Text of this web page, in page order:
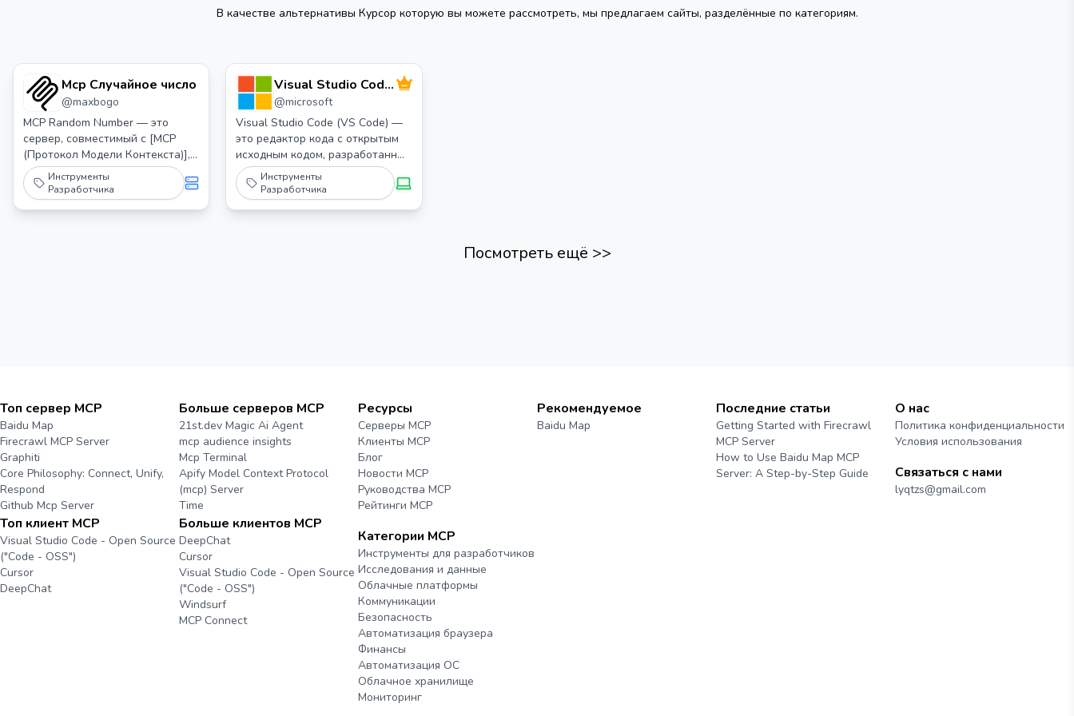
В качестве альтернативы Курсор которую вы можете рассмотреть, мы предлагаем сайты, разделённые по категориям.
Mcp Случайное число
@maxbogo
MCP Random Number — это
сервер, совместимый с [MCP
(Протокол Модели Контекста)],
который предоставляет
истинные случайные числа,
полученные из атмосферного
Инструменты
Разработчика
Visual Studio Code
- Открытый
исходный код
("Code - OSS")
@microsoft
Visual Studio Code (VS Code) —
это редактор кода с открытым
исходным кодом, разработанный
Microsoft, который сочетает в
себе простоту редактора кода с
функциями, необходимыми для
Инструменты
Разработчика
Посмотреть ещё >>
Топ сервер MCP
Baidu Map
Firecrawl MCP Server
Graphiti
Core Philosophy: Connect, Unify,
Respond
Github Mcp Server
Топ клиент MCP
Visual Studio Code - Open Source
("Code - OSS")
Cursor
DeepChat
Больше серверов MCP
21st.dev Magic Ai Agent
mcp audience insights
Mcp Terminal
Apify Model Context Protocol
(mcp) Server
Time
Больше клиентов MCP
DeepChat
Cursor
Visual Studio Code - Open Source
("Code - OSS")
Windsurf
MCP Connect
Ресурсы
Серверы MCP
Клиенты MCP
Блог
Новости MCP
Руководства MCP
Рейтинги MCP
Категории MCP
Инструменты для разработчиков
Исследования и данные
Облачные платформы
Коммуникации
Безопасность
Автоматизация браузера
Финансы
Автоматизация ОС
Облачное хранилище
Мониторинг
Рекомендуемое
Baidu Map
Последние статьи
Getting Started with Firecrawl
MCP Server
How to Use Baidu Map MCP
Server: A Step-by-Step Guide
О нас
Политика конфиденциальности
Условия использования
Связаться с нами
lyqtzs@gmail.com